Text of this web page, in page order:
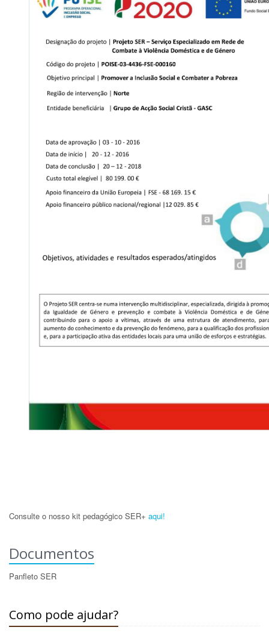
Consulte o nosso kit pedagógico SER+ aqui!
Documentos
Panfleto SER
Como pode ajudar?